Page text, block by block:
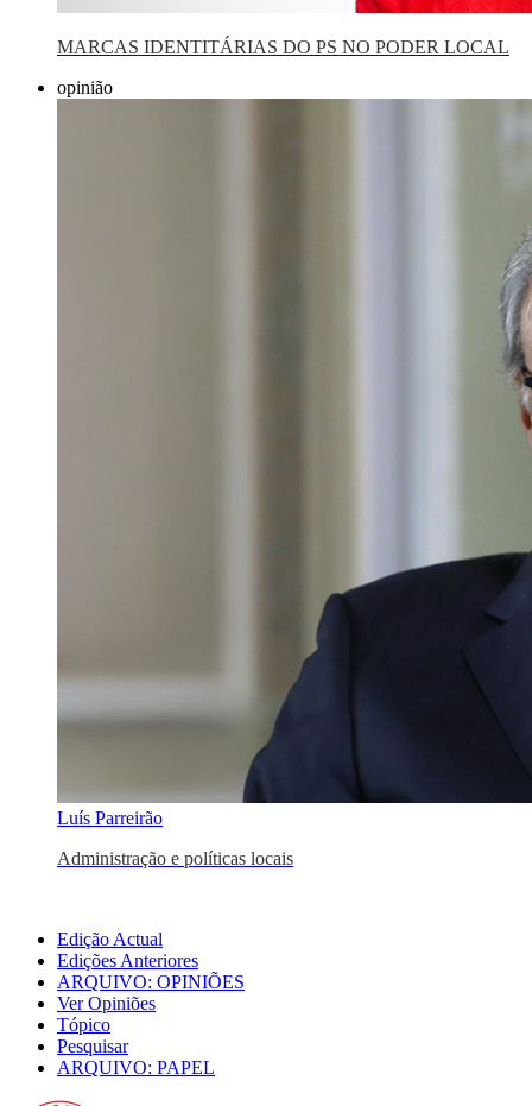
MARCAS IDENTITÁRIAS DO PS NO PODER LOCAL
opinião
Luís Parreirão
Administração e políticas locais
Edição Actual
Edições Anteriores
ARQUIVO: OPINIÕES
Ver Opiniões
Tópico
Pesquisar
ARQUIVO: PAPEL